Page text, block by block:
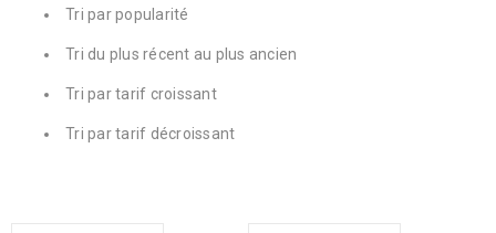
Tri par popularité
Tri du plus récent au plus ancien
Tri par tarif croissant
Tri par tarif décroissant